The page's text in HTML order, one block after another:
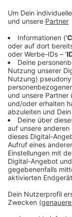
Das sind etwa
Verhältnis zur
Einschulungen
wenigsten in
zehnte Kind
Kreisgebiet.
Einschulungen,
Erstklässler.
Anzeige